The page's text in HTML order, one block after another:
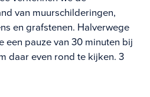
van muurschilderingen,
en grafstenen. Halverwege
een pauze van 30 minuten bij
daar even rond te kijken. 3